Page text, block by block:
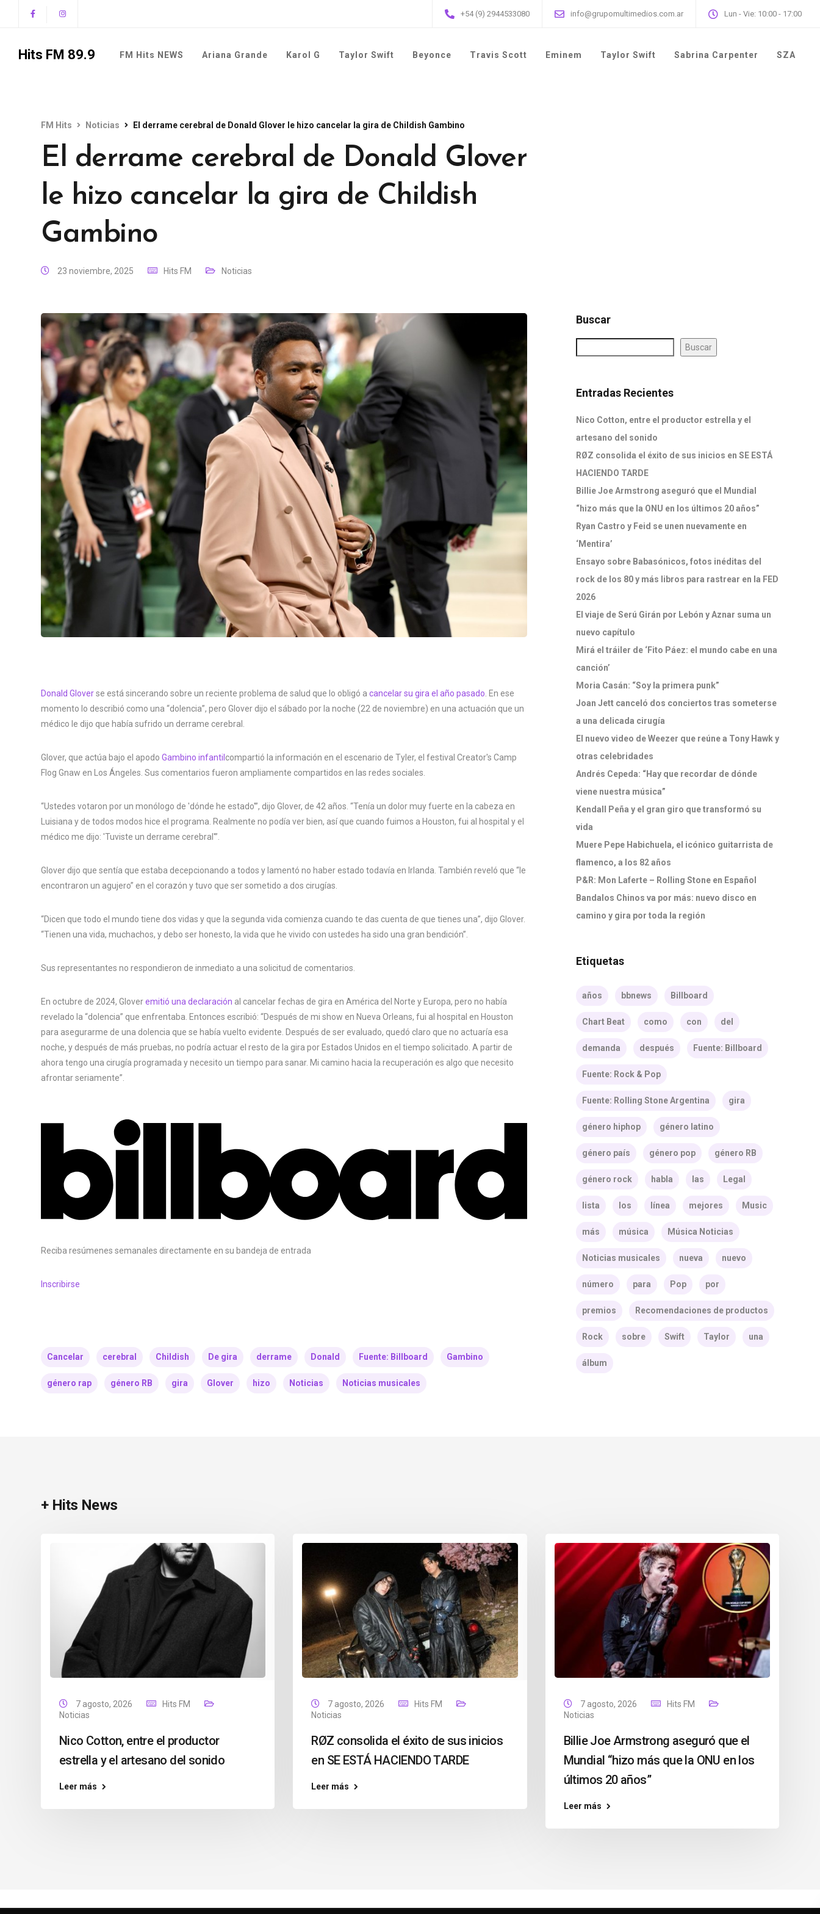
+54 (9) 2944533080 info@grupomultimedios.com.ar Lun - Vie: 10:00 - 17:00
Hits FM 89.9 FM Hits NEWS Ariana Grande Karol G Taylor Swift Beyonce Travis Scott Eminem Taylor Swift Sabrina Carpenter SZA
FM Hits Noticias El derrame cerebral de Donald Glover le hizo cancelar la gira de Childish Gambino
El derrame cerebral de Donald Glover
le hizo cancelar la gira de Childish
Gambino
23 noviembre, 2025 Hits FM Noticias
Donald Gloverse está sincerando sobre un reciente problema de salud que lo obligó a cancelar su gira el año pasado . En ese
momento lo describió como una “dolencia”, pero Glover dijo el sábado por la noche (22 de noviembre) en una actuación que un
médico le dijo que había sufrido un derrame cerebral.
Glover, que actúa bajo el apodo Gambino infantilcompartió la información en el escenario de Tyler, el festival Creator's Camp
Flog Gnaw en Los Ángeles. Sus comentarios fueron ampliamente compartidos en las redes sociales.
“Ustedes votaron por un monólogo de 'dónde he estado'”, dijo Glover, de 42 años. “Tenía un dolor muy fuerte en la cabeza en
Luisiana y de todos modos hice el programa. Realmente no podía ver bien, así que cuando fuimos a Houston, fui al hospital y el
médico me dijo: 'Tuviste un derrame cerebral'”.
Glover dijo que sentía que estaba decepcionando a todos y lamentó no haber estado todavía en Irlanda. También reveló que “le
encontraron un agujero” en el corazón y tuvo que ser sometido a dos cirugías.
“Dicen que todo el mundo tiene dos vidas y que la segunda vida comienza cuando te das cuenta de que tienes una”, dijo Glover.
“Tienen una vida, muchachos, y debo ser honesto, la vida que he vivido con ustedes ha sido una gran bendición”.
Sus representantes no respondieron de inmediato a una solicitud de comentarios.
En octubre de 2024, Gloveremitió una declaración al cancelar fechas de gira en América del Norte y Europa, pero no había
revelado la “dolencia” que enfrentaba. Entonces escribió: “Después de mi show en Nueva Orleans, fui al hospital en Houston
para asegurarme de una dolencia que se había vuelto evidente. Después de ser evaluado, quedó claro que no actuaría esa
noche, y después de más pruebas, no podría actuar el resto de la gira por Estados Unidos en el tiempo solicitado. A partir de
ahora tengo una cirugía programada y necesito un tiempo para sanar. Mi camino hacia la recuperación es algo que necesito
afrontar seriamente”.
Reciba resúmenes semanales directamente en su bandeja de entrada
Inscribirse
Cancelar cerebral Childish De gira derrame Donald Fuente: Billboard Gambino
género rap género RB gira Glover hizo Noticias Noticias musicales
Buscar
Buscar
Entradas Recientes
Nico Cotton, entre el productor estrella y el
artesano del sonido
RØZ consolida el éxito de sus inicios en SE ESTÁ
HACIENDO TARDE
Billie Joe Armstrong aseguró que el Mundial
“hizo más que la ONU en los últimos 20 años”
Ryan Castro y Feid se unen nuevamente en
‘Mentira’
Ensayo sobre Babasónicos, fotos inéditas del
rock de los 80 y más libros para rastrear en la FED
2026
El viaje de Serú Girán por Lebón y Aznar suma un
nuevo capítulo
Mirá el tráiler de ‘Fito Páez: el mundo cabe en una
canción’
Moria Casán: “Soy la primera punk”
Joan Jett canceló dos conciertos tras someterse
a una delicada cirugía
El nuevo video de Weezer que reúne a Tony Hawk y
otras celebridades
Andrés Cepeda: “Hay que recordar de dónde
viene nuestra música”
Kendall Peña y el gran giro que transformó su
vida
Muere Pepe Habichuela, el icónico guitarrista de
flamenco, a los 82 años
P&R: Mon Laferte – Rolling Stone en Español
Bandalos Chinos va por más: nuevo disco en
camino y gira por toda la región
Etiquetas
años bbnews Billboard
Chart Beat como con del
demanda después Fuente: Billboard
Fuente: Rock & Pop
Fuente: Rolling Stone Argentina gira
género hiphop género latino
género país género pop género RB
género rock habla las Legal
lista los línea mejores Music
más música Música Noticias
Noticias musicales nueva nuevo
número para Pop por
premios Recomendaciones de productos
Rock sobre Swift Taylor una
álbum
+ Hits News
7 agosto, 2026
Hits FM
Noticias
Nico Cotton, entre el productor
estrella y el artesano del sonido
Leer más
7 agosto, 2026
Hits FM
Noticias
RØZ consolida el éxito de sus inicios
en SE ESTÁ HACIENDO TARDE
Leer más
7 agosto, 2026
Hits FM
Noticias
Billie Joe Armstrong aseguró que el
Mundial “hizo más que la ONU en los
últimos 20 años”
Leer más